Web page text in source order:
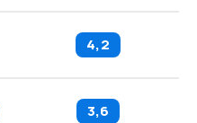
4,2
3,6